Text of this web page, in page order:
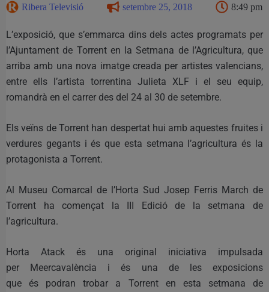
Ribera Televisió setembre 25, 2018 8:49 pm
L’exposició, que s’emmarca dins dels actes programats per
l’Ajuntament de Torrent en la Setmana de l’Agricultura, que
arriba amb una nova imatge creada per artistes valencians,
entre ells l’artista torrentina Julieta XLF i el seu equip,
romandrà en el carrer des del 24 al 30 de setembre.
Els veïns de Torrent han despertat hui amb aquestes fruites i
verdures gegants i és que esta setmana l’agricultura és la
protagonista a Torrent.
Al Museu Comarcal de l’Horta Sud Josep Ferris March de
Torrent ha començat la III Edició de la setmana de
l’agricultura.
Horta Atack és una original iniciativa impulsada
per Meercavalència i és una de les exposicions
que és podran trobar a Torrent en esta setmana de